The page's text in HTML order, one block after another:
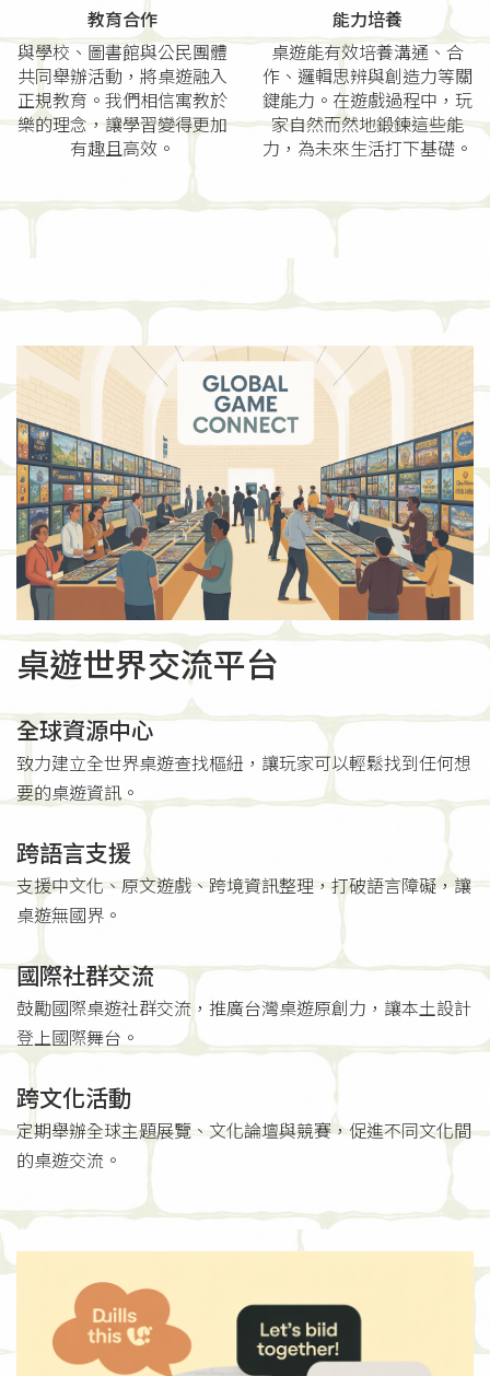
教育合作
與學校、圖書館與公民團體
共同舉辦活動，將桌遊融入
正規教育。我們相信寓教於
樂的理念，讓學習變得更加
有趣且高效。
能力培養
桌遊能有效培養溝通、合
作、邏輯思辨與創造力等關
鍵能力。在遊戲過程中，玩
家自然而然地鍛鍊這些能
力，為未來生活打下基礎。
桌遊世界交流平台
全球資源中心
致力建立全世界桌遊查找樞紐，讓玩家可以輕鬆找到任何想
要的桌遊資訊。
跨語言支援
支援中文化、原文遊戲、跨境資訊整理，打破語言障礙，讓
桌遊無國界。
國際社群交流
鼓勵國際桌遊社群交流，推廣台灣桌遊原創力，讓本土設計
登上國際舞台。
跨文化活動
定期舉辦全球主題展覽、文化論壇與競賽，促進不同文化間
的桌遊交流。